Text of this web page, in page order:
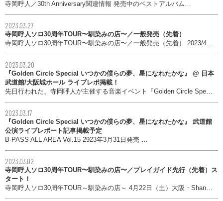
寺岡呼人／30th Anniversary関連情報 発売中のベストアルバム…
2023.03.27
寺岡呼人ソロ30周年TOUR〜馴染みの店〜／一般発売（先着）
寺岡呼人ソロ30周年TOUR〜馴染みの店〜／一般発売（先着） 2023/4…
2023.03.20
『Golden Circle Special いつかの僕らの夢、星になれたかな』 @ 日本
武道館/大阪城ホール ライブレポ掲載！
先日行われた、寺岡呼人が主催する音楽イベント『Golden Circle Spe…
2023.03.17
『Golden Circle Special いつかの僕らの夢、星になれたかな』 武道館
公演ライブレポート記事掲載予定
B-PASS ALL AREA Vol.15 2923年3月31日発売 …
2023.03.02
寺岡呼人ソロ30周年TOUR〜馴染みの店〜／プレイガイド先行（先着）ス
タート！
寺岡呼人ソロ30周年TOUR～馴染みの店～ 4月22日（土）大阪・Shan…